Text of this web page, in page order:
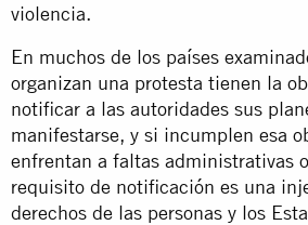
violencia.
En muchos de los países
organizan una protesta tienen la
notificar a las autoridades sus
manifestarse, y si incumplen esa
enfrentan a faltas administrativas
requisito de notificación es una
derechos de las personas y los